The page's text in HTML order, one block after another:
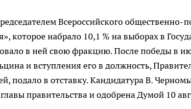
Всероссийского общественно-
которое набрало 10,1 % на выборах в
в ней свою фракцию. После победы в
и вступления его в должность,
подало в отставку. Кандидатура В.
правительства и одобрена Думой 10